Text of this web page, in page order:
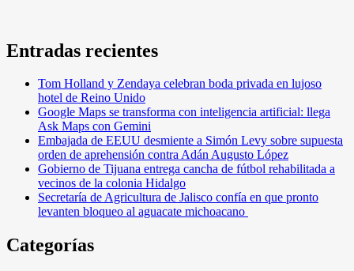
Entradas recientes
Tom Holland y Zendaya celebran boda privada en lujoso
hotel de Reino Unido
Google Maps se transforma con inteligencia artificial: llega
Ask Maps con Gemini
Embajada de EEUU desmiente a Simón Levy sobre supuesta
orden de aprehensión contra Adán Augusto López
Gobierno de Tijuana entrega cancha de fútbol rehabilitada a
vecinos de la colonia Hidalgo
Secretaría de Agricultura de Jalisco confía en que pronto
levanten bloqueo al aguacate michoacano
Categorías